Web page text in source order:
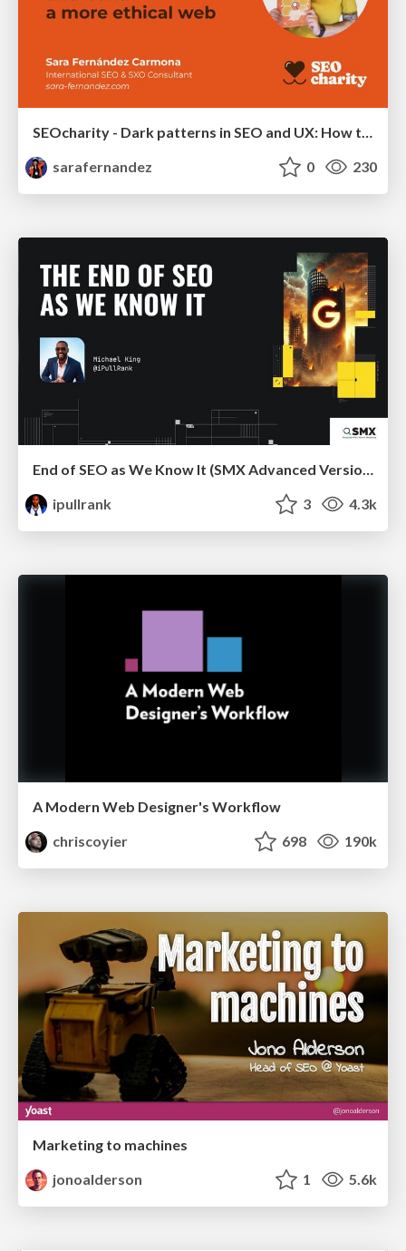
sarafernandez
0 230
End of SEO as We Know It (SMX Advanced Version)
ipullrank
3 4.3k
A Modern Web Designer's Workflow
chriscoyier
698 190k
Marketing to machines
jonoalderson
1 5.6k